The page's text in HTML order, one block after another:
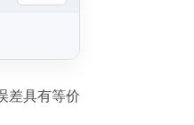
差具有等价